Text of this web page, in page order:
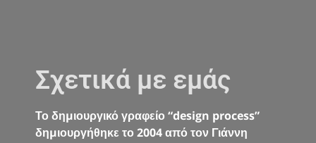
Σχετικά με εμάς
Το δημιουργικό γραφείο “design process”
δημιουργήθηκε το 2004 από τον Γιάννη